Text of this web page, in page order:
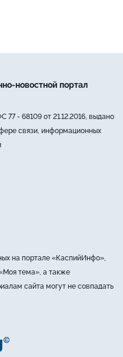
новостной портал
- 68109 от 21.12.2016, выдано
связи, информационных
на портале «КаспийИнфо»,
тема», а также
сайта могут не совпадать